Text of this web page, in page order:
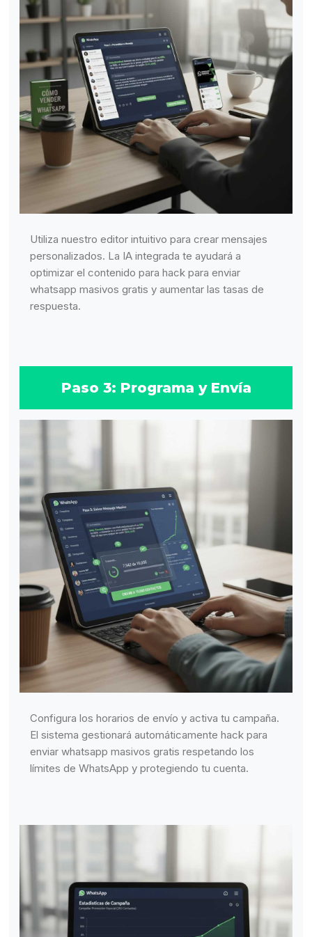
Utiliza nuestro editor intuitivo para crear mensajes
personalizados. La IA integrada te ayudará a
optimizar el contenido para hack para enviar
whatsapp masivos gratis y aumentar las tasas de
respuesta.
Paso 3: Programa y Envía
Configura los horarios de envío y activa tu campaña.
El sistema gestionará automáticamente hack para
enviar whatsapp masivos gratis respetando los
límites de WhatsApp y protegiendo tu cuenta.